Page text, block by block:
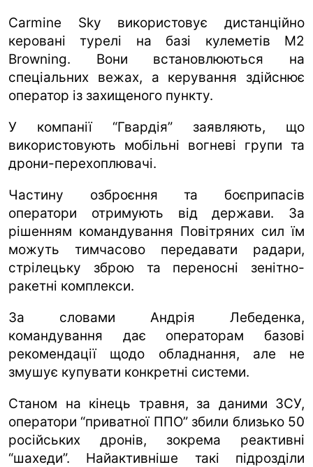
Carmine Sky використовує дистанційно
керовані турелі на базі кулеметів M2
Browning. Вони встановлюються на
спеціальних вежах, а керування здійснює
оператор із захищеного пункту.
У компанії “Гвардія” заявляють, що
використовують мобільні вогневі групи та
дрони-перехоплювачі.
Частину озброєння та боєприпасів
оператори отримують від держави. За
рішенням командування Повітряних сил їм
можуть тимчасово передавати радари,
стрілецьку зброю та переносні зенітно-
ракетні комплекси.
За словами Андрія Лебеденка,
командування дає операторам базові
рекомендації щодо обладнання, але не
змушує купувати конкретні системи.
Станом на кінець травня, за даними ЗСУ,
оператори “приватної ППО” збили близько 50
російських дронів, зокрема реактивні
“шахеди”. Найактивніше такі підрозділи